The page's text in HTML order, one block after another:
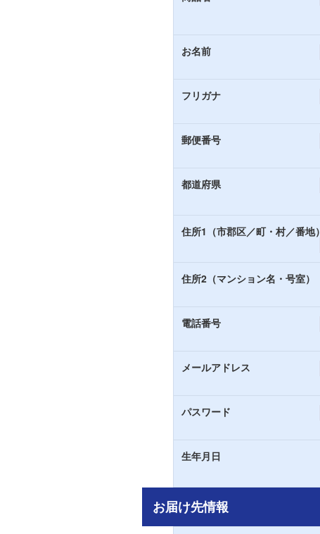
お名前
フリガナ
郵便番号
都道府県
住所1（市郡区／町・村／番地）
住所2（マンション名・号室）
電話番号
メールアドレス
パスワード
生年月日
お届け先情報